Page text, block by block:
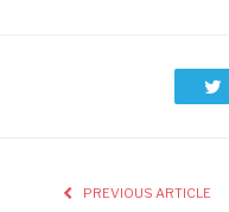
PREVIOUS ARTICLE